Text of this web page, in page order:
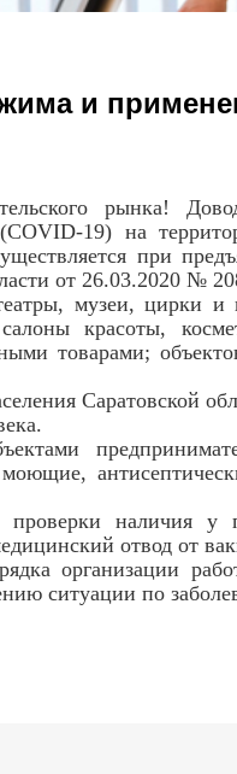
и
рынка!
19) на
при
от 26.03.2020 №
музеи, цирки и
красоты,
товарами;
Саратовской
проверки наличия
отвод от
организации
ситуации по